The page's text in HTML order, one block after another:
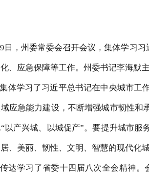
日，州委常委会召开会议，集体学习
、 应急保障等工作。州委书记李海默
体学习了习近平总书记在中央城市工
应急能力建设，不断增强城市韧性和
以产兴城、以城促产”。要提升城市服
、美丽、韧性、文明、智慧的现代化
达学习了省委十四届八次全会精神。